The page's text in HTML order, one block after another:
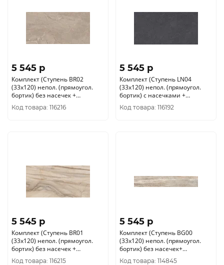
5 545 p
Комплект (Ступень BR02
(33x120) непол. (прямоугол.
бортик) без насечек +
Подступенок (14, 5x120))
Код товара: 116216
5 545 p
Комплект (Ступень LN04
(33x120) непол. (прямоугол.
бортик) с насечками +
Подступенок (14, 5x120))
Код товара: 116192
5 545 p
Комплект (Ступень BR01
(33x120) непол. (прямоугол.
бортик) без насечек +
Подступенок (14, 5x120))
Код товара: 116215
5 545 p
Комплект (Ступень BG00
(33x120) непол. (прямоугол.
бортик) без насечек+
Подступенок (14, 5x120))
Код товара: 114845